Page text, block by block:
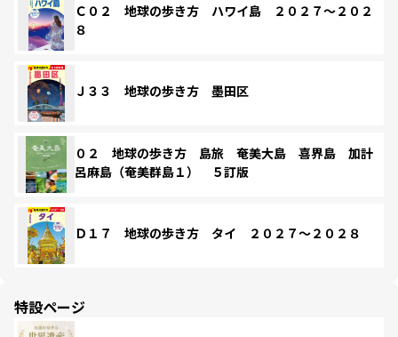
Ｃ０２ 地球の歩き方 ハワイ島 ２０２７～２０２
８
Ｊ３３ 地球の歩き方 墨田区
０２ 地球の歩き方 島旅 奄美大島 喜界島 加計
呂麻島（奄美群島１） ５訂版
Ｄ１７ 地球の歩き方 タイ ２０２７～２０２８
特設ページ